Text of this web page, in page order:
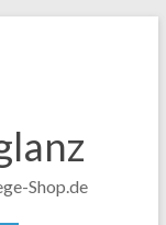
Shop.de